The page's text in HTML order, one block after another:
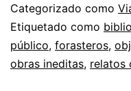
Categorizado como
Etiquetado como
público, forasteros,
obras ineditas, relatos